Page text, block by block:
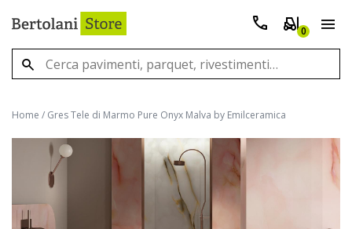
0
Home / Gres Tele di Marmo Pure Onyx Malva by Emilceramica